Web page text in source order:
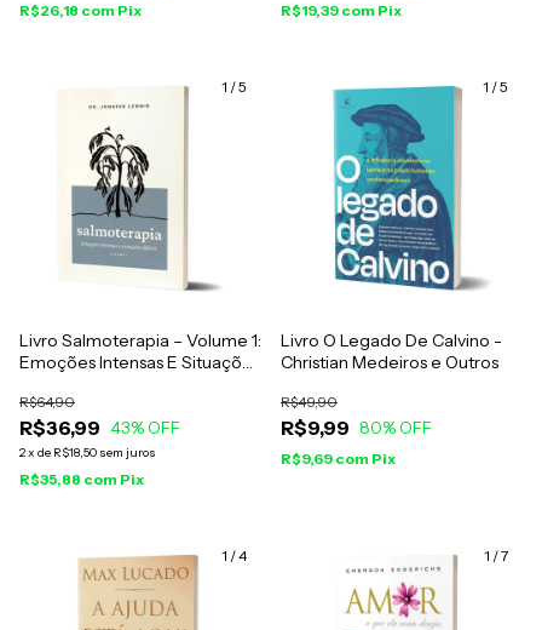
R$26,18 com Pix R$19,39 com Pix
1 /5
Livro Salmoterapia – Volume 1:
Emoções Intensas E Situações
Jonatas Leonio
R$36,99
R$64,90
43% OFF
2x de R$18,50 sem juros
R$35,88 com Pix
1 /5
Livro O Legado De Calvino -
Christian Medeiros e Outros
R$9,99
R$49,90
80% OFF
R$9,69 com Pix
1 /4 1 /7